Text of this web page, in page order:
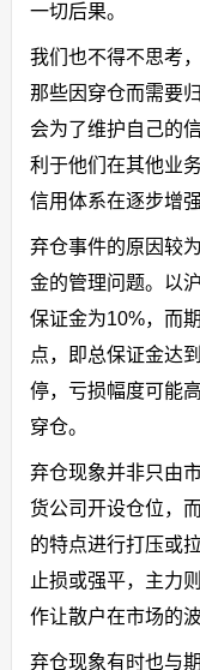
一切后果。
我们也不得不思考
那些因穿仓而需要
会为了维护自己的
利于他们在其他业
信用体系在逐步增强
弃仓事件的原因较
金的管理问题。以
保证金为10%，而
点，即总保证金达
停，亏损幅度可能
穿仓。
弃仓现象并非只由
货公司开设仓位，
的特点进行打压或
止损或强平，主力
作让散户在市场的
弃仓现象有时也与